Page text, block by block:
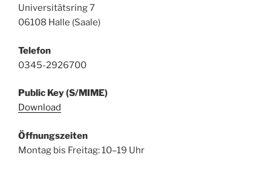
Universitätsring 7
06108 Halle (Saale)
Telefon
0345-2926700
Public Key (S/MIME)
Download
Öffnungszeiten
Montag bis Freitag: 10–19 Uhr